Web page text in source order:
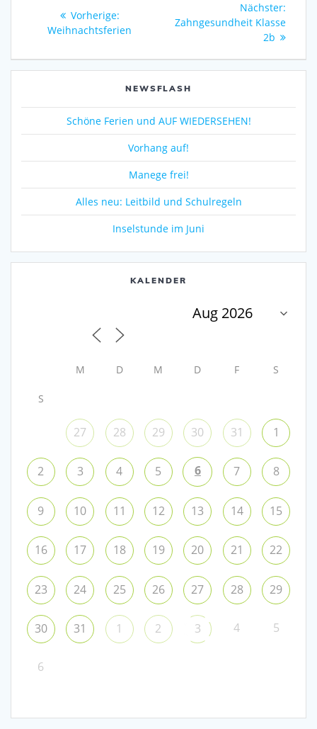
Vorherige:Vorheriger
Beitrag:
Weihnachtsferien
Nächster:
Zahngesundheit Klasse
2b
NEWSFLASH
Schöne Ferien und AUF WIEDERSEHEN!
Vorhang auf!
Manege frei!
Alles neu: Leitbild und Schulregeln
Inselstunde im Juni
KALENDER
M D M D F S
S
27 28 29 30 31 1
2 3 4 5 6 7 8
9 10 11 12 13 14 15
16 17 18 19 20 21 22
23 24 25 26 27 28 29
30 31 1 2 3 4 5
6